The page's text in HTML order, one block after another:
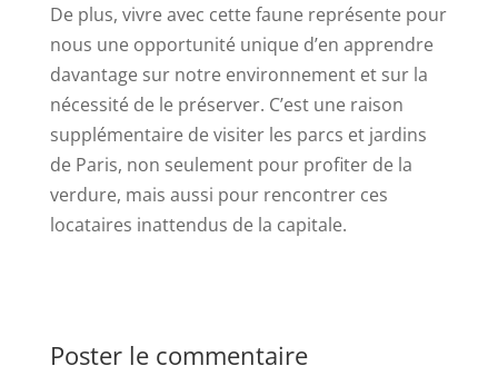
De plus, vivre avec cette faune représente pour
nous une opportunité unique d’en apprendre
davantage sur notre environnement et sur la
nécessité de le préserver. C’est une raison
supplémentaire de visiter les parcs et jardins
de Paris, non seulement pour profiter de la
verdure, mais aussi pour rencontrer ces
locataires inattendus de la capitale.
Poster le commentaire